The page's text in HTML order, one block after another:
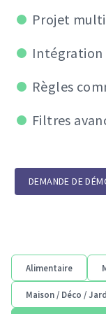
Projet
Intégration
Règles
Filtres
DEMANDE DE
Alimentaire
Maison / Déco /